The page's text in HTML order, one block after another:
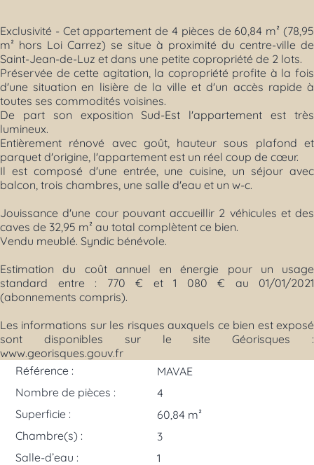
Exclusivité - Cet appartement de 4 pièces de 60,84 m² (78,95
m² hors Loi Carrez) se situe à proximité du centre-ville de
Saint-Jean-de-Luz et dans une petite copropriété de 2 lots.
Préservée de cette agitation, la copropriété profite à la fois
d'une situation en lisière de la ville et d'un accès rapide à
toutes ses commodités voisines.
De part son exposition Sud-Est l'appartement est très
lumineux.
Entièrement rénové avec goût, hauteur sous plafond et
parquet d'origine, l'appartement est un réel coup de cœur.
Il est composé d'une entrée, une cuisine, un séjour avec
balcon, trois chambres, une salle d'eau et un w-c.
Jouissance d'une cour pouvant accueillir 2 véhicules et des
caves de 32,95 m² au total complètent ce bien.
Vendu meublé. Syndic bénévole.
Estimation du coût annuel en énergie pour un usage
standard entre : 770 € et 1 080 € au 01/01/2021
(abonnements compris).
Les informations sur les risques auxquels ce bien est exposé
sont disponibles sur le site Géorisques :
www.georisques.gouv.fr
Référence :
MAVAE
Nombre de pièces :
4
Superficie :
60,84 m²
Chambre(s) :
3
Salle-d’eau :
1